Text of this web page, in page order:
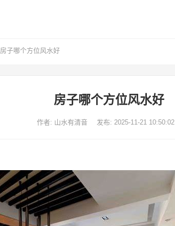
房子哪个方位风水好
房子哪个方位风水好
作者: 山水有清音 发布: 2025-11-21 10:50:02